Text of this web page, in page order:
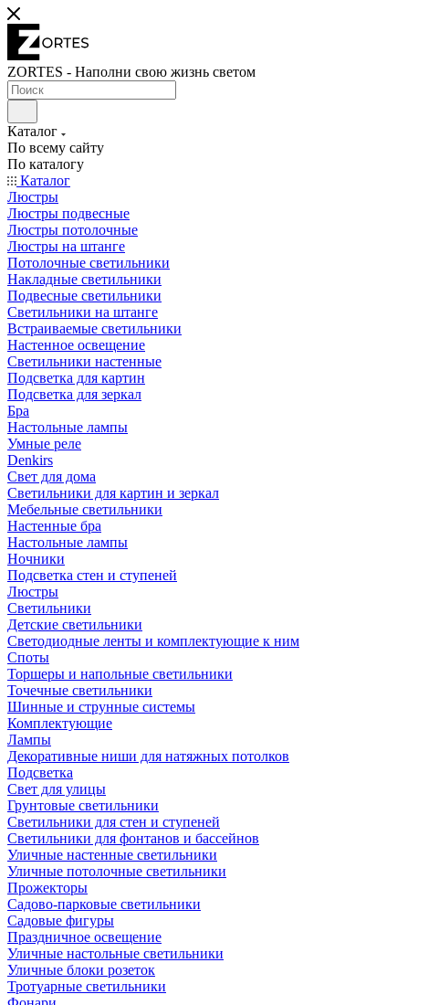
ZORTES - Наполни свою жизнь светом
Каталог
По всему сайту
По каталогу
Каталог
Люстры
Люстры подвесные
Люстры потолочные
Люстры на штанге
Потолочные светильники
Накладные светильники
Подвесные светильники
Светильники на штанге
Встраиваемые светильники
Настенное освещение
Светильники настенные
Подсветка для картин
Подсветка для зеркал
Бра
Настольные лампы
Умные реле
Denkirs
Свет для дома
Светильники для картин и зеркал
Мебельные светильники
Настенные бра
Настольные лампы
Ночники
Подсветка стен и ступеней
Люстры
Светильники
Детские светильники
Светодиодные ленты и комплектующие к ним
Споты
Торшеры и напольные светильники
Точечные светильники
Шинные и струнные системы
Комплектующие
Лампы
Декоративные ниши для натяжных потолков
Подсветка
Свет для улицы
Грунтовые светильники
Светильники для стен и ступеней
Светильники для фонтанов и бассейнов
Уличные настенные светильники
Уличные потолочные светильники
Прожекторы
Садово-парковые светильники
Садовые фигуры
Праздничное освещение
Уличные настольные светильники
Уличные блоки розеток
Тротуарные светильники